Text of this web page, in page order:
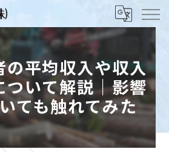
の平均収入や収入
ついて解説｜影響
ても触れてみた